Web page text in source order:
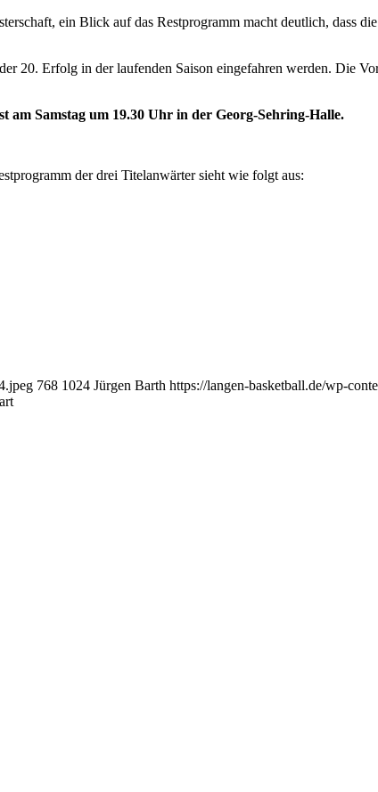
ein Blick auf das Restprogramm macht deutlich, dass
20. Erfolg in der laufenden Saison eingefahren werden. Die
am Samstag um 19.30 Uhr in der Georg-Sehring-Halle.
der drei Titelanwärter sieht wie folgt aus:
768 1024 Jürgen Barth https://langen-basketball.de/wp-